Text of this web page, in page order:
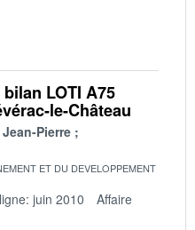
LOTI A75
le-Château
Jean-Pierre
ET DU DEVELOPPEMENT
juin 2010
Affaire